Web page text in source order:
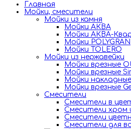
Главная
Мойки, смесители
Mойки из камня
Мойки АКВА
Мойки АКВА-
Мойки POLYGRAN
Мойки TOLERO
Мойки из нержавейки
Мойки врезные
Мойки врезные
Мойки накладные
Мойки врезные
Смесители
Смесители в
Смесители хром
Смесители
Смесители для